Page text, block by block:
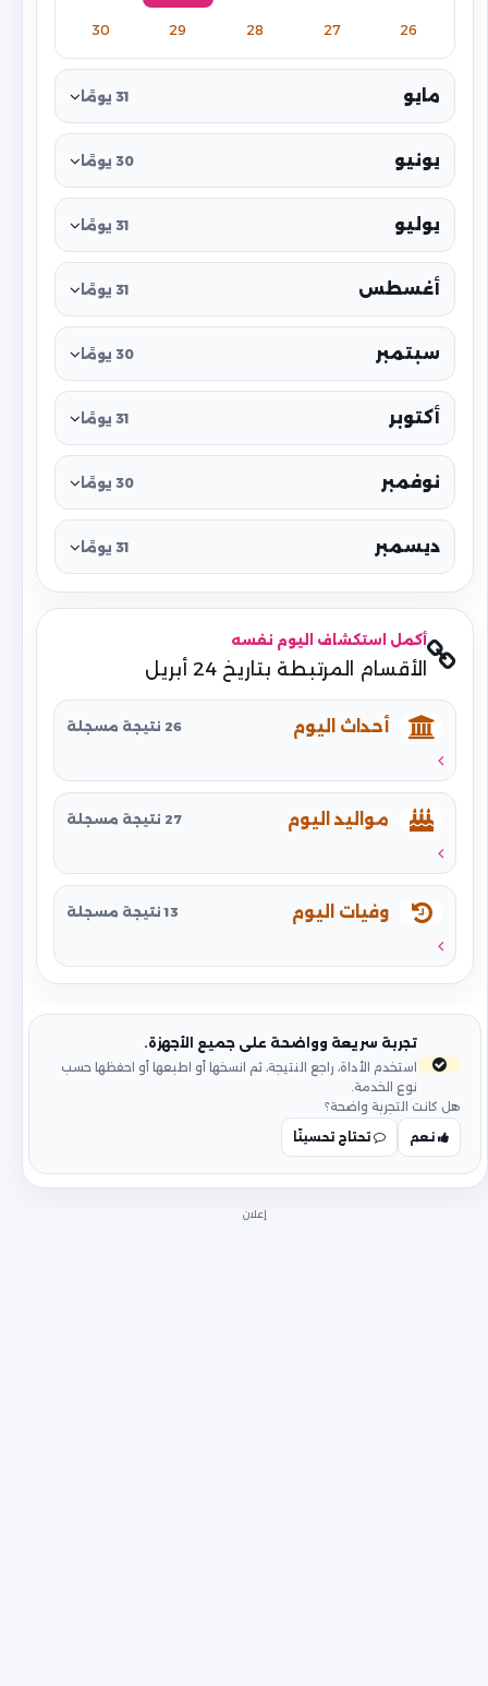
26
27
28
29
30
مايو 31 يومًا
يونيو 30 يومًا
يوليو 31 يومًا
أغسطس 31 يومًا
سبتمبر 30 يومًا
أكتوبر 31 يومًا
نوفمبر 30 يومًا
ديسمبر 31 يومًا
أكمل استكشاف اليوم نفسه
الأقسام المرتبطة بتاريخ 24 أبريل
أحداث اليوم 26 نتيجة مسجلة
مواليد اليوم 27 نتيجة مسجلة
وفيات اليوم 13 نتيجة مسجلة
تجربة سريعة وواضحة على جميع الأجهزة.
استخدم الأداة، راجع النتيجة، ثم انسخها أو اطبعها أو احفظها حسب
نوع الخدمة.
هل كانت التجربة واضحة؟
نعم
تحتاج تحسينًا
إعلان